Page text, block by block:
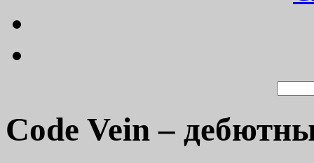
Code Vein –